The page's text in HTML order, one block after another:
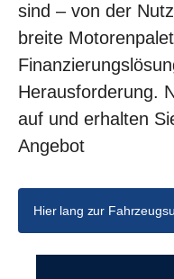
sind – von der
breite
Herausforderung.
auf und erhalten
Angebot
Hier lang zur